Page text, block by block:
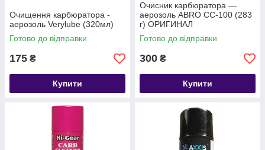
Очищення карбюратора -
аерозоль Verylube (320мл)
Готово до відправки
175 ₴
Купити
Очисник карбюратора —
аерозоль ABRO CC-100 (283
г) ОРИГИНАЛ
Готово до відправки
300 ₴
Купити